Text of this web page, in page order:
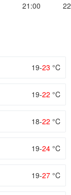
21:00
19-23 °C
19-22 °C
18-22 °C
19-24 °C
19-27 °C